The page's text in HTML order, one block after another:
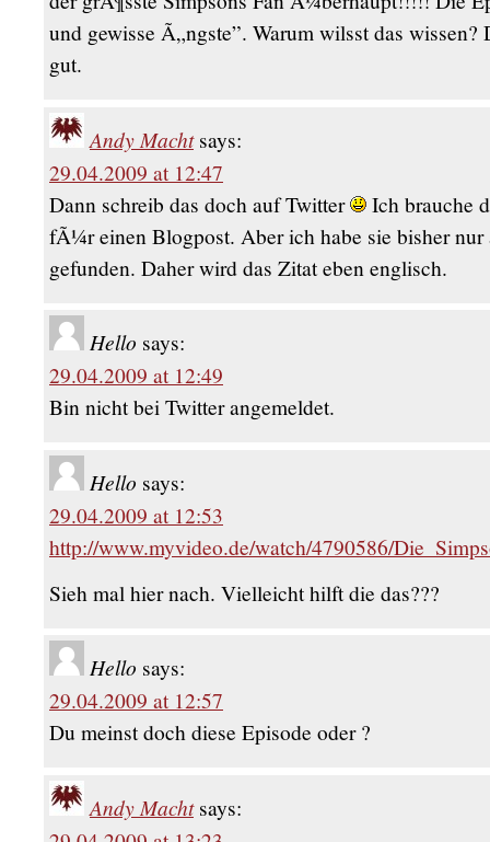
und gewisse Ã„ngste”. Warum wilsst das
gut.
Andy Macht says:
29.04.2009 at 12:47
Dann schreib das doch auf Twitter
Ich brauche
fÃ¼r einen Blogpost. Aber ich habe sie bisher
gefunden. Daher wird das Zitat eben englisch.
Hello says:
29.04.2009 at 12:49
Bin nicht bei Twitter angemeldet.
Hello says:
29.04.2009 at 12:53
http://www.myvideo.de/watch/4790586/
Sieh mal hier nach. Vielleicht hilft die das???
Hello says:
29.04.2009 at 12:57
Du meinst doch diese Episode oder ?
Andy Macht says: